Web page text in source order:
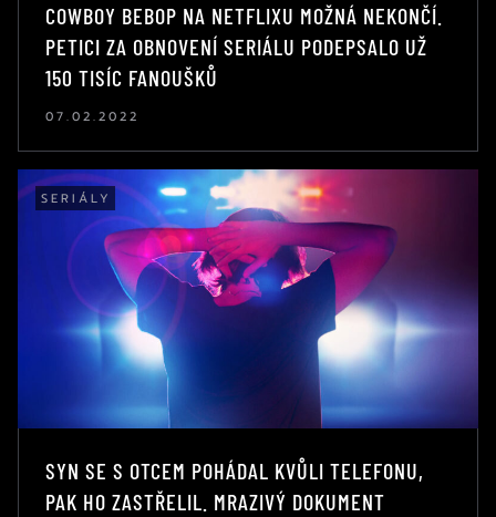
COWBOY BEBOP NA NETFLIXU MOŽNÁ NEKONČÍ.
PETICI ZA OBNOVENÍ SERIÁLU PODEPSALO UŽ
150 TISÍC FANOUŠKŮ
07.02.2022
SERIÁLY
SYN SE S OTCEM POHÁDAL KVŮLI TELEFONU,
PAK HO ZASTŘELIL. MRAZIVÝ DOKUMENT